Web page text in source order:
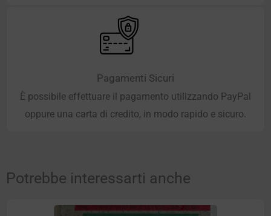
Pagamenti Sicuri
È possibile effettuare il pagamento utilizzando PayPal
oppure una carta di credito, in modo rapido e sicuro.
Potrebbe interessarti anche